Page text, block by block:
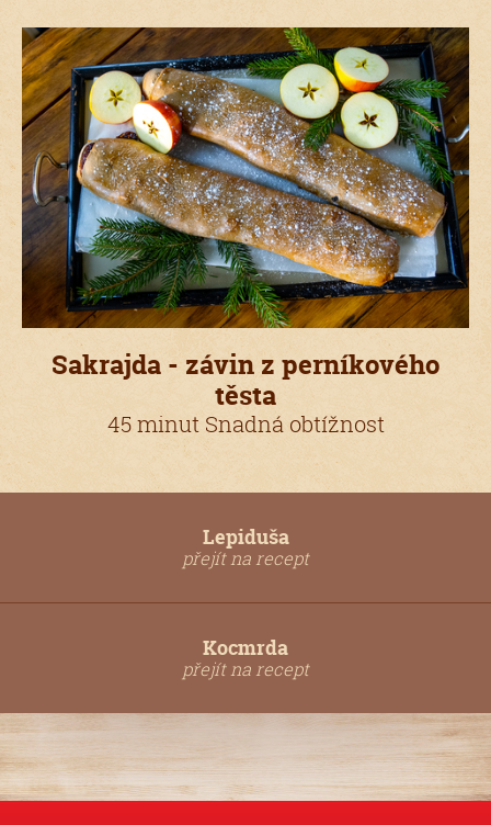
Sakrajda - závin z perníkového
těsta
45 minut Snadná obtížnost
Lepiduša
přejít na recept
Kocmrda
přejít na recept